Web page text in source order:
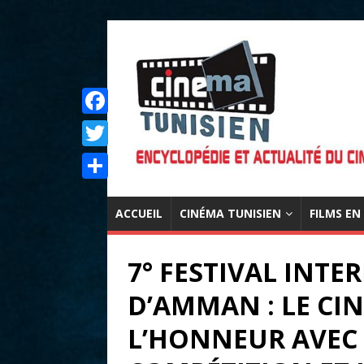
ACCUEIL CINÉMA TUNISIEN FILMS EN
7° FESTIVAL
D’AMMAN : LE
L’HONNEUR
F
a
c
T